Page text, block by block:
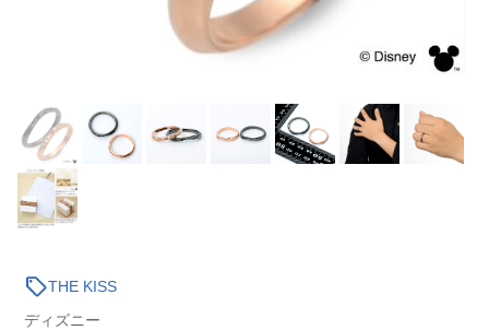
sellTHE KISS
ディズニー